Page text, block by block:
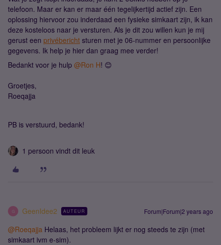
telefoon. Maar er kan er maar één tegelijkertijd actief zijn. Een
oplossing hiervoor zou inderdaad een fysieke simkaart zijn, ik kan
deze kosteloos naar je versturen. Als je dit zou willen kun je mij
gerust een privébericht sturen met je 06-nummer en persoonlijke
gegevens. Ik help je hier dan graag mee verder!
Bedankt voor je hulp @Ron H! 😊
Groetjes,
Roeqajja
PB is verstuurd, bedank!
1 persoon vindt dit leuk
G GeenIdee2 AUTEUR Forum|Forum|2 years ago
@Roeqajja Helaas, het probleem lijkt er nog steeds te zijn (met
simkaart ivm e-sim).